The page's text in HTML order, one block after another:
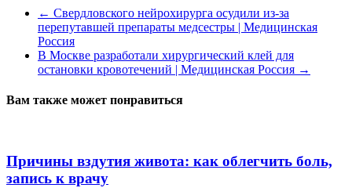
← Свердловского нейрохирурга осудили из-за
перепутавшей препараты медсестры | Медицинская
Россия
В Москве разработали хирургический клей для
остановки кровотечений | Медицинская Россия →
Вам также может понравиться
Причины вздутия живота: как облегчить боль,
запись к врачу